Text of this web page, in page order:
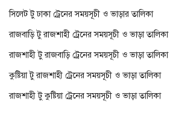
সিলেট টু ঢাকা ট্রেনের সময়সূচী ও ভাড়ার তালিকা
রাজবাড়ি টু রাজশাহী ট্রেনের সময়সূচী ও ভাড়া তালিকা
রাজশাহী টু রাজবাড়ি ট্রেনের সময়সূচী ও ভাড়া তালিকা
কুষ্টিয়া টু রাজশাহী ট্রেনের সময়সূচী ও ভাড়া তালিকা
রাজশাহী টু কুষ্টিয়া ট্রেনের সময়সূচী ও ভাড়া তালিকা